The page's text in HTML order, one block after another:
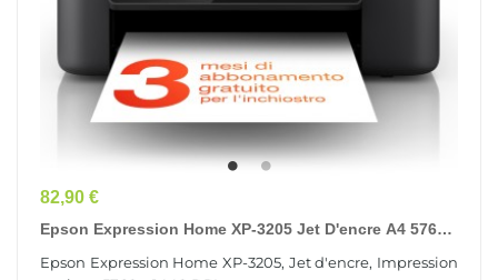
Prix
82,90 €
Epson Expression Home XP-3205 Jet D'encre A4 5760
Epson Expression Home XP-3205, Jet d'encre, Impression